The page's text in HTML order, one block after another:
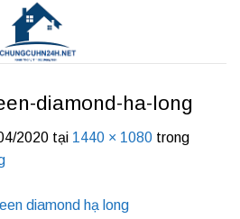
diamond-ha-long
2020 tại 1440 × 1080 trong